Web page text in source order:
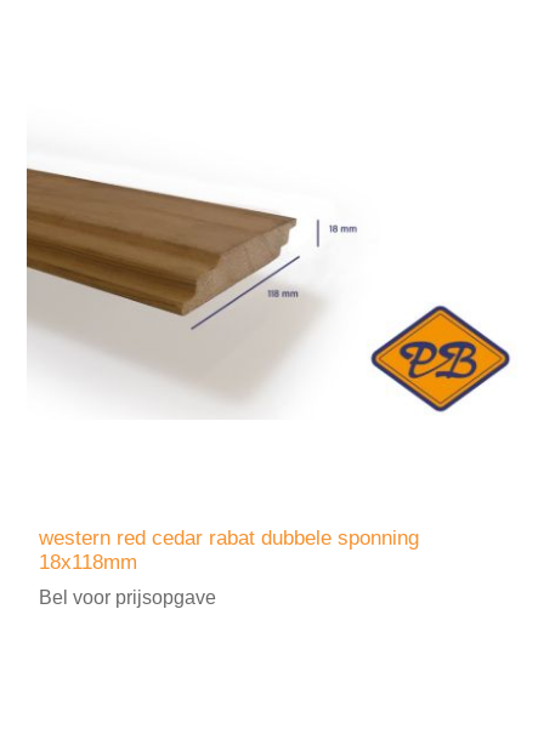
western red cedar rabat dubbele sponning
18x118mm
Bel voor prijsopgave